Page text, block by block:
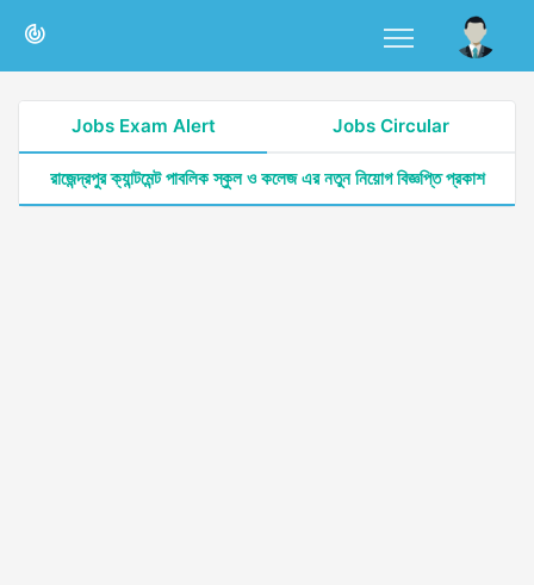
Jobs Exam Alert Jobs Circular
রাজেন্দ্রপুর ক্যান্টমেন্ট পাবলিক স্কুল ও কলেজ এর নতুন নিয়োগ বিজ্ঞপ্তি প্রকাশ